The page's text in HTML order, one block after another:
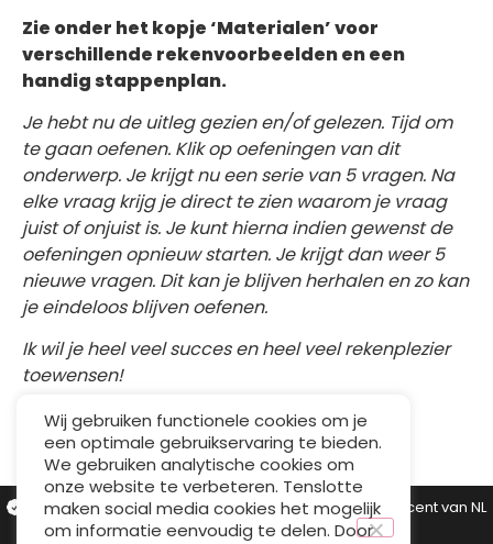
Zie onder het kopje ‘Materialen’ voor
verschillende rekenvoorbeelden en een
handig stappenplan.
Je hebt nu de uitleg gezien en/of gelezen. Tijd om
te gaan oefenen. Klik op oefeningen van dit
onderwerp. Je krijgt nu een serie van 5 vragen. Na
elke vraag krijg je direct te zien waarom je vraag
juist of onjuist is. Je kunt hierna indien gewenst de
oefeningen opnieuw starten. Je krijgt dan weer 5
nieuwe vragen. Dit kan je blijven herhalen en zo kan
je eindeloos blijven oefenen.
Ik wil je heel veel succes en heel veel rekenplezier
toewensen!
25.000+ tevreden studenten
Dé (online) rekendocent van NL
Verkozen tot Leraar van het Jaar
Wij gebruiken functionele cookies om je
een optimale gebruikservaring te bieden.
We gebruiken analytische cookies om
onze website te verbeteren. Tenslotte
maken social media cookies het mogelijk
om informatie eenvoudig te delen. Door